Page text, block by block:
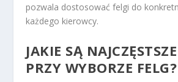
pozwala dostosować felgi do
każdego kierowcy.
JAKIE SĄ
PRZY WYBORZE FELG?